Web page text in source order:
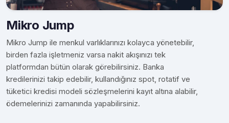
Mikro Jump
Mikro Jump ile menkul varlıklarınızı kolayca yönetebilir,
birden fazla işletmeniz varsa nakit akışınızı tek
platformdan bütün olarak görebilirsiniz. Banka
kredilerinizi takip edebilir, kullandığınız spot, rotatif ve
tüketici kredisi modeli sözleşmelerini kayıt altına alabilir,
ödemelerinizi zamanında yapabilirsiniz.